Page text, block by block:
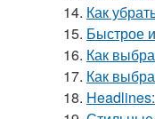
14. Как
15. Быстрое
16. Как
17. Как
18. Headlines: